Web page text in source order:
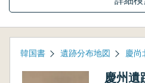
韓国書 遺跡分布地図 慶尚
慶州